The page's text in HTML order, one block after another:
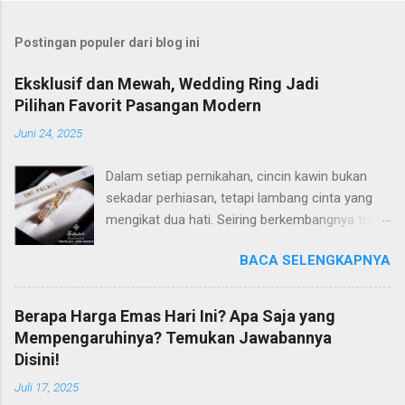
Postingan populer dari blog ini
Eksklusif dan Mewah, Wedding Ring Jadi
Pilihan Favorit Pasangan Modern
Juni 24, 2025
Dalam setiap pernikahan, cincin kawin bukan
sekadar perhiasan, tetapi lambang cinta yang
mengikat dua hati. Seiring berkembangnya tren
semakin selektif dalam memilih wedding ring
yang tidak hanya cantik, tetapi juga memiliki
makna mendalam. Di antara banyaknya pilihan
di pasaran, The Palace Jeweler berhasil
mencuri perhatian dengan koleksi wedding ring
BACA SELENGKAPNYA
Berapa Harga Emas Hari Ini? Apa Saja yang
Mempengaruhinya? Temukan Jawabannya
Disini!
Juli 17, 2025